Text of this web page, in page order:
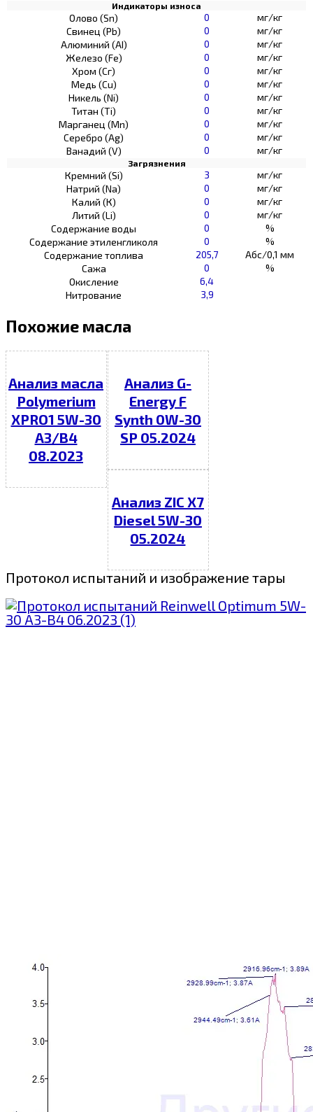
Индикаторы износа
Олово (Sn) 0
мг/кг
Свинец (Pb)
0
мг/кг
Алюминий (AI)
0
мг/кг
Железо (Fe)
0
мг/кг
Хром (Сг)
0
мг/кг
Медь (Cu)
0
мг/кг
Никель (Ni)
0
мг/кг
Титан (Ti)
0
мг/кг
Марганец (Mn)
0
мг/кг
Серебро (Ag)
0
мг/кг
Ванадий (V)
0 мг/кг
Загрязнения
Кремний (Si) 3
мг/кг
Натрий (Na)
0
мг/кг
Калий (К)
0
мг/кг
Литий (Li)
0
мг/кг
Содержание воды
0
%
Содержание этиленгликоля
0
%
Содержание топлива
205,7
Абс/0,1 мм
Сажа
0
%
Окисление
6,4
Нитрование
3,9
Похожие масла
Анализ масла
Polymerium
XPRO1 5W-30
A3/B4
08.2023
Анализ G-
Energy F
Synth 0W-30
SP 05.2024
Анализ ZIC X7
Diesel 5W-30
05.2024
Протокол испытаний и изображение тары